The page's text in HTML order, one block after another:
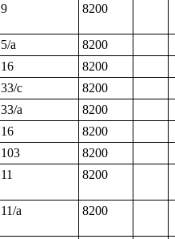
9 8200
5/a
8200
16
8200
33/c
8200
33/a
8200
16
8200
103
8200
11 8200
11/a 8200